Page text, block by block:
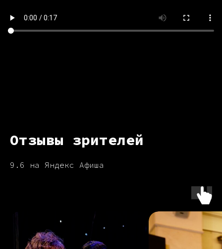
Отзывы зрителей
9.6 на Яндекс Афиша